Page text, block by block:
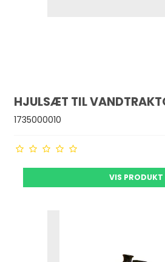
HJULSÆT TIL
1735000010
VIS PRODUKT